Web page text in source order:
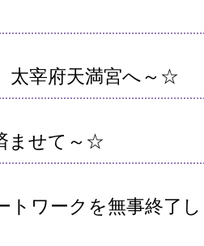
太宰府天満宮へ～☆
ませて～☆
トワークを無事終了し